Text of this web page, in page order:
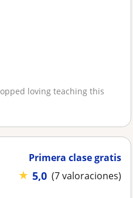
loving teaching this
Primera clase gratis
★ 5,0 (7 valoraciones)